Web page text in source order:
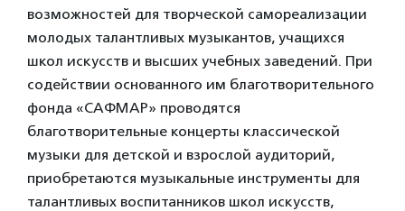
возможностей для творческой самореализации
молодых талантливых музыкантов, учащихся
школ искусств и высших учебных заведений. При
содействии основанного им благотворительного
фонда «САФМАР» проводятся
благотворительные концерты классической
музыки для детской и взрослой аудиторий,
приобретаются музыкальные инструменты для
талантливых воспитанников школ искусств,